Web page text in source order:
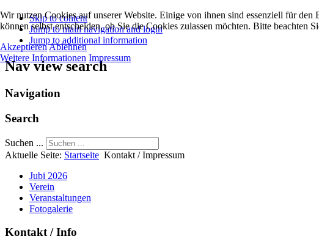
Skip to content
Jump to main navigation and login
Jump to additional information
Nav view search
Navigation
Search
Suchen ...
Aktuelle Seite: Startseite Kontakt / Impressum
Jubi 2026
Verein
Veranstaltungen
Fotogalerie
Kontakt / Info
Wir nutzen Cookies auf unserer Website. Einige von ihnen sind essenziell für
können selbst entscheiden, ob Sie die Cookies zulassen möchten. Bitte
AkzeptierenAblehnen
Weitere Informationen Impressum